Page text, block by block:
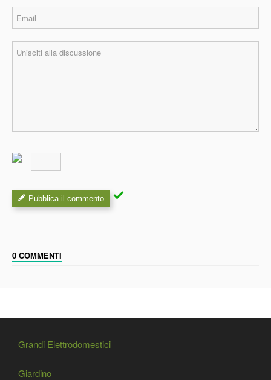
Pubblica il commento
0 COMMENTI
Grandi Elettrodomestici
Giardino